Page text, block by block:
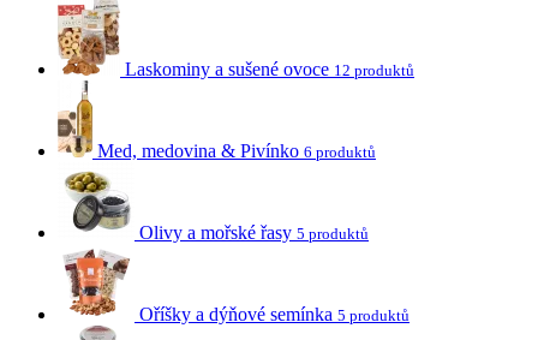
Laskominy a sušené ovoce 12 produktů
Med, medovina & Pivínko 6 produktů
Olivy a mořské řasy 5 produktů
Oříšky a dýňové semínka 5 produktů